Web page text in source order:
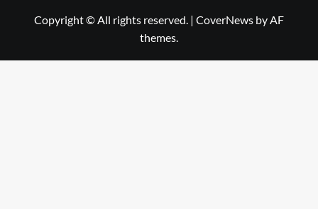
Copyright © All rights reserved. | CoverNews by AF
themes.